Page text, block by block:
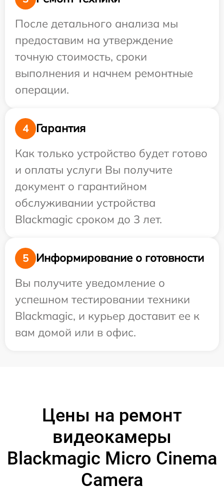
После детального анализа мы
предоставим на утверждение
точную стоимость, сроки
выполнения и начнем ремонтные
операции.
4
Гарантия
Как только устройство будет готово
и оплаты услуги Вы получите
документ о гарантийном
обслуживании устройства
Blackmagic сроком до 3 лет.
5
Информирование о готовности
Вы получите уведомление о
успешном тестировании техники
Blackmagic, и курьер доставит ее к
вам домой или в офис.
Цены на ремонт
видеокамеры
Blackmagic Micro Cinema
Camera